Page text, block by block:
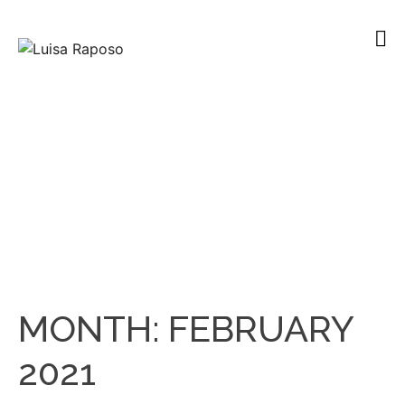
MONTH: FEBRUARY
2021